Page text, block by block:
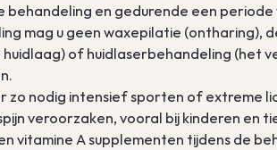
behandeling en gedurende een
mag u geen waxepilatie (ontharing),
huidlaag) of huidlaserbehandeling (het
zo nodig intensief sporten of extreme
veroorzaken, vooral bij kinderen en
vitamine A supplementen tijdens de